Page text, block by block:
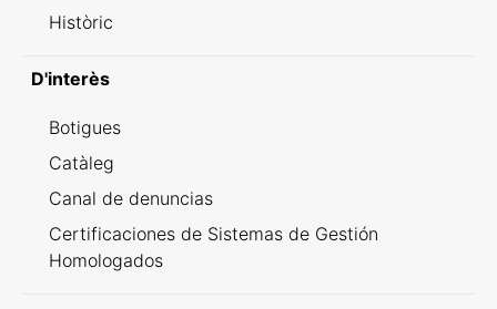
Històric
D'interès
Botigues
Catàleg
Canal de denuncias
Certificaciones de Sistemas de Gestión
Homologados